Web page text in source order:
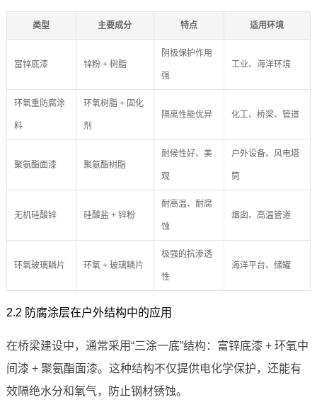
类型 主要成分 特点 适用环境
富锌底漆 锌粉 + 树脂
阴极保护作用
强
工业、海洋环境
环氧重防腐涂
料
环氧树脂 + 固化
剂
隔离性能优异 化工、桥梁、管道
聚氨酯面漆 聚氨酯树脂
耐候性好、美
观
户外设备、风电塔
筒
无机硅酸锌 硅酸盐 + 锌粉
耐高温、耐腐
蚀
烟囱、高温管道
环氧玻璃鳞片 环氧 + 玻璃鳞片
极强的抗渗透
性
海洋平台、储罐
2.2 防腐涂层在户外结构中的应用
在桥梁建设中，通常采用“三涂一底”结构：富锌底漆 + 环氧中
间漆 + 聚氨酯面漆。这种结构不仅提供电化学保护，还能有
效隔绝水分和氧气，防止钢材锈蚀。